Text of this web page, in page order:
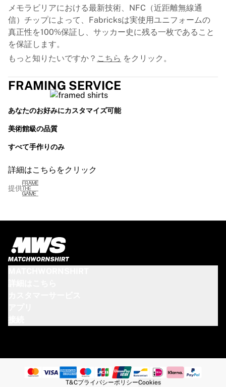
メモラビリアにおける最新技術、NFC（近距離無線通
信）チップによって、Fabricksは実使用ユニフォームの
真正性を100%保証し、サッカー史に残る一枚であること
を保証します。
もっと知りたいですか？ こちら をクリック。
FRAMING SERVICE
あなたのお好みにカスタマイズ可能
美術館級の品質
すべて手作りのみ
詳細はこちらをクリック
提供
T&CプライバシーポリシーCookies